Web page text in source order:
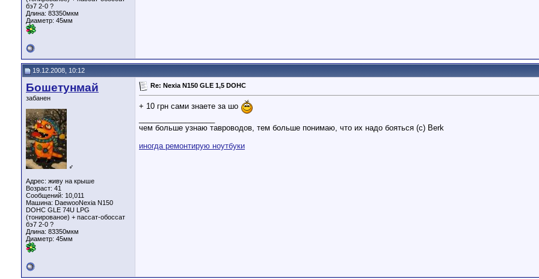
бэ7 2-0 ?
Длина: 83350мкм
Диаметр: 45мм
19.12.2008, 10:12
Бошетунмай
забанен
♂
Адрес: живу на крыше
Возраст: 41
Сообщений: 10,011
Машина: DaewooNexia N150
DOHC GLE 74U LPG
(тонированое) + пассат-обоссат
бэ7 2-0 ?
Длина: 83350мкм
Диаметр: 45мм
Re: Nexia N150 GLE 1,5 DOHC
+ 10 грн сами знаете за шо
чем больше узнаю тавроводов, тем больше понимаю, что их надо бояться (с) Berk
иногда ремонтирую ноутбуки